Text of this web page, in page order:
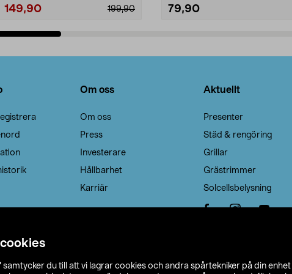
samtycker du till att vi lagrar cookies och andra spårtekniker på din enhet
199,90
149,90 79,90
Om oss
Om oss
Press
Investerare
Hållbarhet
Karriär
Aktuellt
Presenter
Städ & rengöring
Grillar
Grästrimmer
Solcellsbelysning